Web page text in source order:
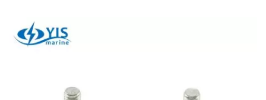
Marinhos | YIS Marine